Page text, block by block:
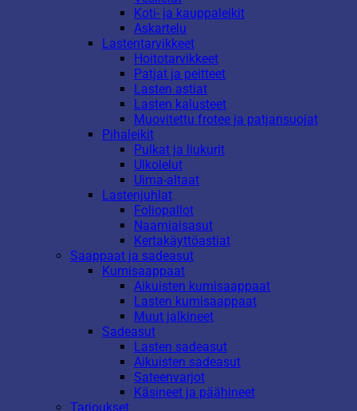
Koti- ja kauppaleikit
Askartelu
Lastentarvikkeet
Hoitotarvikkeet
Patjat ja peitteet
Lasten astiat
Lasten kalusteet
Muovitettu frotee ja patjansuojat
Pihaleikit
Pulkat ja liukurit
Ulkolelut
Uima-altaat
Lastenjuhlat
Foliopallot
Naamiaisasut
Kertakäyttöastiat
Saappaat ja sadeasut
Kumisaappaat
Aikuisten kumisaappaat
Lasten kumisaappaat
Muut jalkineet
Sadeasut
Lasten sadeasut
Aikuisten sadeasut
Sateenvarjot
Käsineet ja päähineet
Tarjoukset